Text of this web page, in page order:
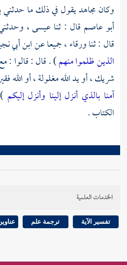
وكانمجاهديقول في ذلك ما حدثني
أبو عاصم قال : ثناعيسى ،
قال : ثناورقاء ،جميعا عنابن أبي
الذين ظلموا منهم) . قال : قالوا :
شريك ، أو يد الله مغلولة ، أو الله
آمنا بالذي أنزل إلينا وأنزل إليكم
الكتاب .
الخدمات العلمية
تفسير الآية ترجمة علم